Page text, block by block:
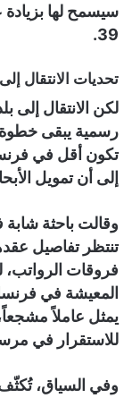
39.
تحديات الانتقال
لكن الانتقال إلى
رسمية يبقى خطوة
تكون أقل في فرنسا
إلى أن تمويل
وقالت باحثة شابة
تنتظر تفاصيل
فروقات الرواتب،
المعيشة في
يمثل عاملاً
للاستقرار في
وفي السياق،